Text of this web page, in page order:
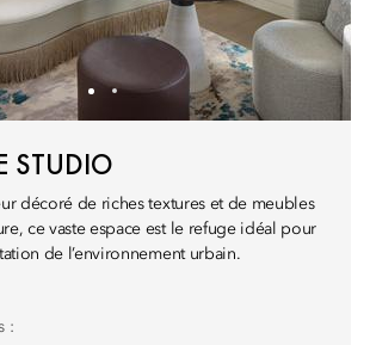
STUDIO
décoré de riches textures et de meubles
ce vaste espace est le refuge idéal pour
de l’environnement urbain.
: